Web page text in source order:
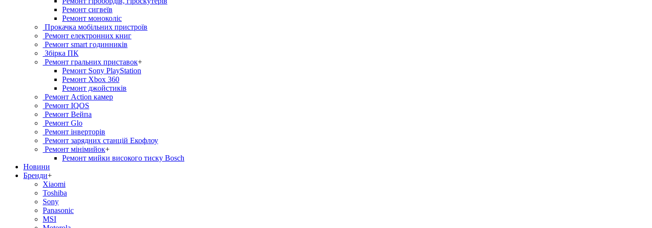
Ремонт сигвеїв
Ремонт моноколіс
Прокачка мобільних пристроїв
Ремонт електронних книг
Ремонт smart годинників
Збірка ПК
Ремонт гральних приставок+
Ремонт Sony PlayStation
Ремонт Xbox 360
Ремонт джойстиків
Ремонт Action камер
Ремонт IQOS
Ремонт Вейпа
Ремонт Glo
Ремонт інверторів
Ремонт зарядних станцій Екофлоу
Ремонт мiнiмийок+
Ремонт мийки високого тиску Bosch
Новини
Бренди+
Xiaomi
Toshiba
Sony
Panasonic
MSI